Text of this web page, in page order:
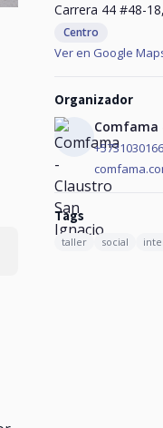
Carrera 44 #48-
Centro
Ver en Google
Organizador
Comfama
Tags
taller social